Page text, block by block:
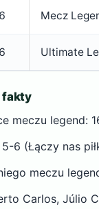
Mecz
Ultimate
fakty
meczu legend:
6 (Łączy nas
meczu
Carlos, Júlio